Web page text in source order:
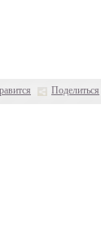
Поделиться